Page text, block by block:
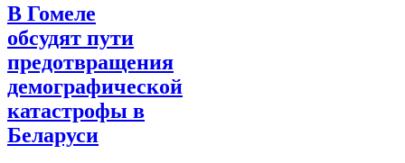
В Гомеле
обсудят пути
предотвращения
демографической
катастрофы в
Беларуси